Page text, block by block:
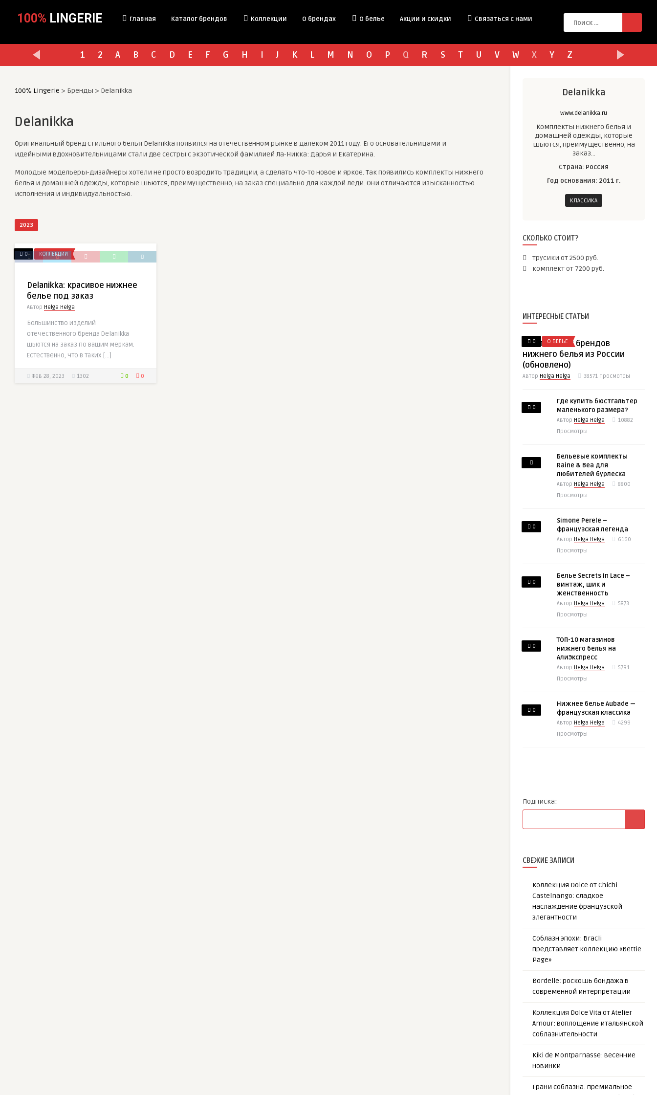
100% LINGERIE Главная Каталог брендов Коллекции О брендах О белье Акции и скидки Связаться с нами
1 2 A B C D E F G H I J K L M N O P Q R S T U V W X Y Z
100% Lingerie > Бренды > Delanikka
Delanikka
Оригинальный бренд стильного белья Delanikka появился на отечественном рынке в далёком 2011 году. Его основательницами и
идейными вдохновительницами стали две сестры с экзотической фамилией Ла-Никка: Дарья и Екатерина.
Молодые модельеры-дизайнеры хотели не просто возродить традиции, а сделать что-то новое и яркое. Так появились комплекты нижнего
белья и домашней одежды, которые шьются, преимущественно, на заказ специально для каждой леди. Они отличаются изысканностью
исполнения и индивидуальностью.
2023
0 КОЛЛЕКЦИИ
Delanikka: красивое нижнее
белье под заказ
Автор Helga Helga
Большинство изделий
отечественного бренда Delanikka
шьются на заказ по вашим меркам.
Естественно, что в таких […]
Фев 28, 2023 1302 0 0
Delanikka
www.delanikka.ru
Комплекты нижнего белья и
домашней одежды, которые
шьются, преимущественно, на
заказ…
Страна: Россия
Год основания: 2011 г.
КЛАССИКА
СКОЛЬКО СТОИТ?
трусики от 2500 руб.
комплект от 7200 руб.
ИНТЕРЕСНЫЕ СТАТЬИ
0 О БЕЛЬЕ
65 отличных брендов
нижнего белья из России
(обновлено)
Автор Helga Helga 38571 Просмотры
0
Где купить бюстгальтер
маленького размера?
Автор Helga Helga
10882
Просмотры
Бельевые комплекты
Raine & Bea для
любителей бурлеска
Автор Helga Helga
8800
Просмотры
0
Simone Perele –
французская легенда
Автор Helga Helga
6160
Просмотры
0
Белье Secrets In Lace –
винтаж, шик и
женственность
Автор Helga Helga
5873
Просмотры
0
ТОП-10 магазинов
нижнего белья на
АлиЭкспресс
Автор Helga Helga
5791
Просмотры
0
Нижнее белье Aubade —
французская классика
Автор Helga Helga
4299
Просмотры
Подписка:
СВЕЖИЕ ЗАПИСИ
Коллекция Dolce от Chichi
Castelnango: сладкое
наслаждение французской
элегантности
Соблазн эпохи: Bracli
представляет коллекцию «Bettie
Page»
Bordelle: роскошь бондажа в
современной интерпретации
Коллекция Dolce Vita от Atelier
Amour: воплощение итальянской
соблазнительности
Kiki de Montparnasse: весенние
новинки
Грани соблазна: премиальное